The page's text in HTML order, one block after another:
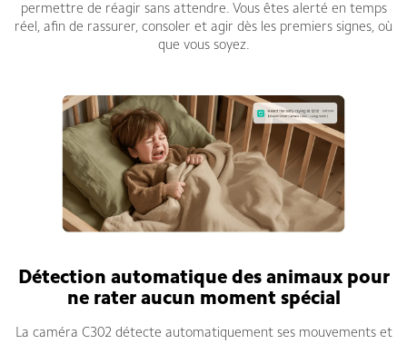
permettre de réagir sans attendre. Vous êtes alerté en temps
réel, afin de rassurer, consoler et agir dès les premiers signes, où
que vous soyez.
Détection automatique des animaux pour
ne rater aucun moment spécial
La caméra C302 détecte automatiquement ses mouvements et